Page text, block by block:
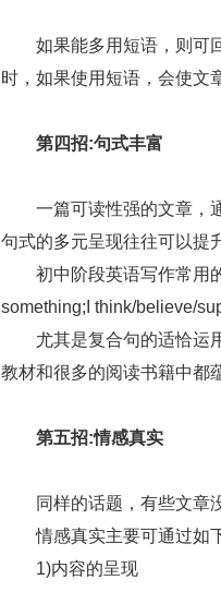
如果能多用短语，则可
时，如果使用短语，会使文
第四招:句式丰富
一篇可读性强的文章，
句式的多元呈现往往可以提
初中阶段英语写作常
something;I think/believe/
尤其是复合句的适恰运
教材和很多的阅读书籍中都
第五招:情感真实
同样的话题，有些文章
情感真实主要可通过如
1)内容的呈现